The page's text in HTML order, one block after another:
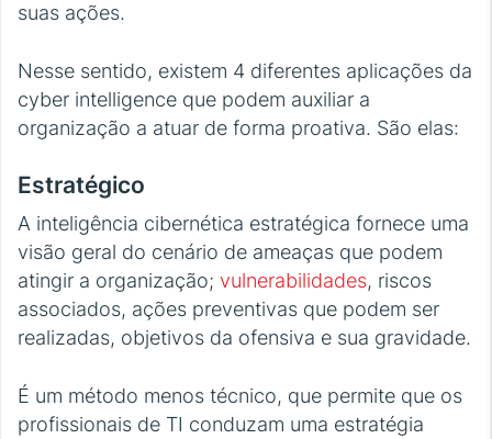
suas ações.
Nesse sentido, existem 4 diferentes aplicações da
cyber intelligence que podem auxiliar a
organização a atuar de forma proativa. São elas:
Estratégico
A inteligência cibernética estratégica fornece uma
visão geral do cenário de ameaças que podem
atingir a organização; vulnerabilidades, riscos
associados, ações preventivas que podem ser
realizadas, objetivos da ofensiva e sua gravidade.
É um método menos técnico, que permite que os
profissionais de TI conduzam uma estratégia